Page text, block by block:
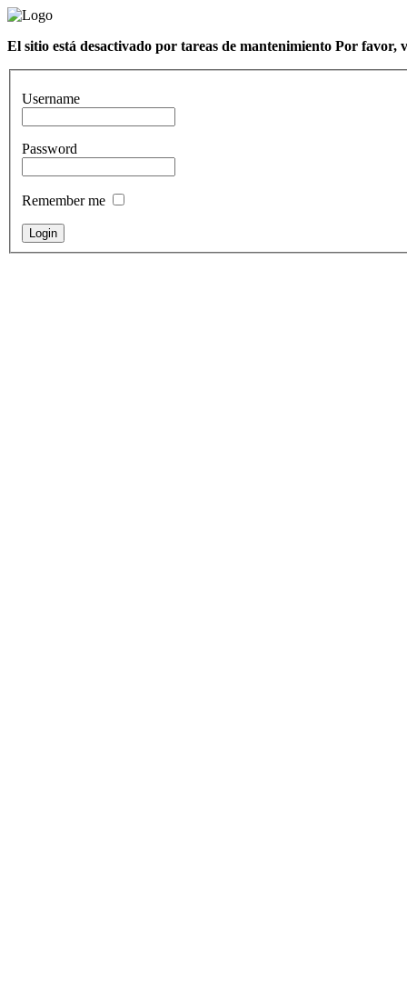
El sitio está desactivado por tareas de mantenimiento Por favor,
Username
Password
Remember me